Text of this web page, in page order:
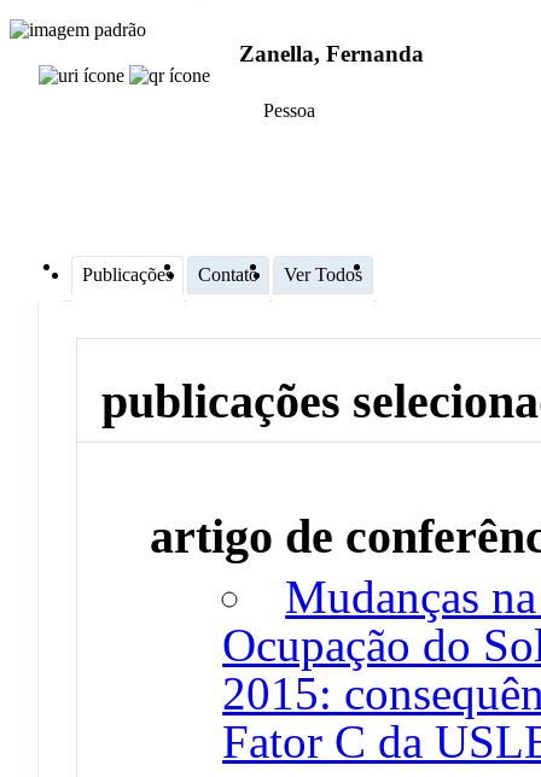
Zanella, Fernanda
Pessoa
Publicações Contato Ver Todos
publicações
artigo de
Mudanças
Ocupação do
2015:
Fator C da